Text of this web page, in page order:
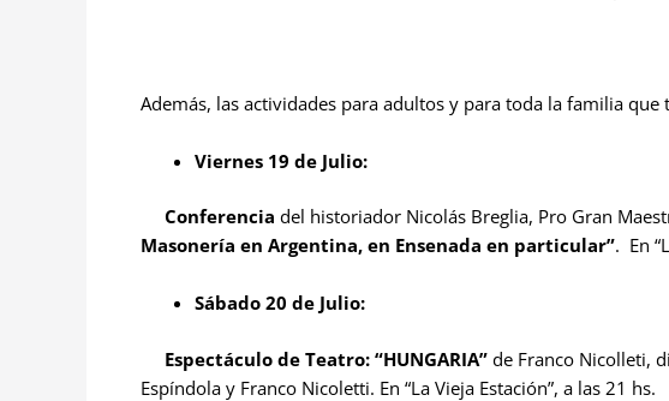
Además, las actividades para adultos y para toda la familia que
Viernes 19 de Julio:
Conferencia del historiador Nicolás Breglia, Pro Gran
Masonería en Argentina, en Ensenada en particular”. En
Sábado 20 de Julio:
Espectáculo de Teatro: “HUNGARIA” de Franco Nicolleti,
Espíndola y Franco Nicoletti. En “La Vieja Estación”, a las 21 hs.